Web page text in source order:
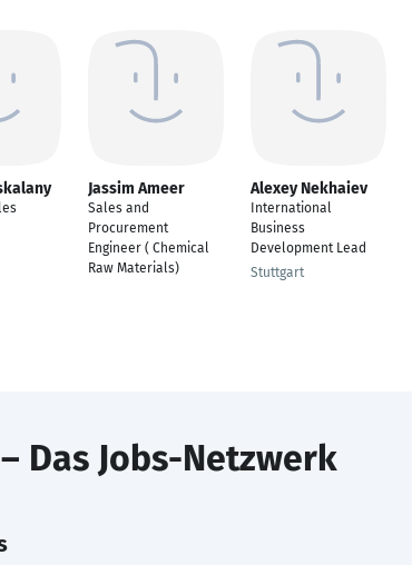
Jassim Ameer
Sales and
Procurement
Engineer ( Chemical
Raw Materials)
Alexey Nekhaiev
International
Business
Development Lead
Stuttgart
Das Jobs-Netzwerk